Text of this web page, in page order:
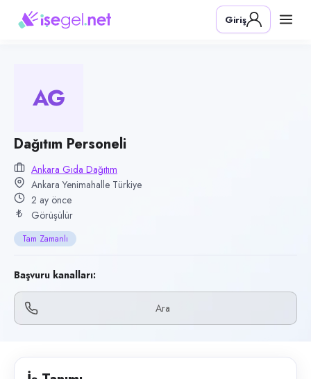
Pozisyon
Dağıtım Personeli
Kategori
Konum
Yenimahalle, Ankara
Çalışma şekli
Tam Zamanlı
Yayın tarihi
26 Mayıs 2026
Son geçerlilik
24 Ağustos 2026
Başvuru kanalları
Giriş
AG
Dağıtım Personeli
Ankara Gıda Dağıtım
Ankara Yenimahalle Türkiye
2 ay önce
Görüşülür
Tam Zamanlı
Başvuru kanalları:
Ara